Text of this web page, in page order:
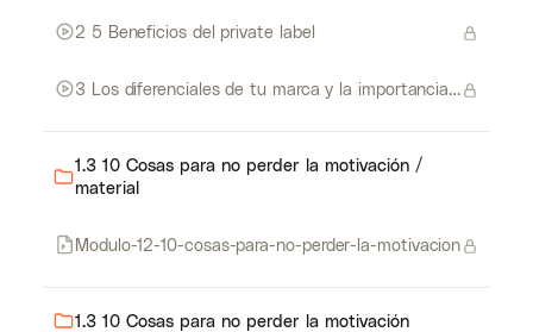
2 5 Beneficios del private label
3 Los diferenciales de tu marca y la importancia en el private label
1.3 10 Cosas para no perder la motivación /
material
Modulo-12-10-cosas-para-no-perder-la-motivacion
1.3 10 Cosas para no perder la motivación